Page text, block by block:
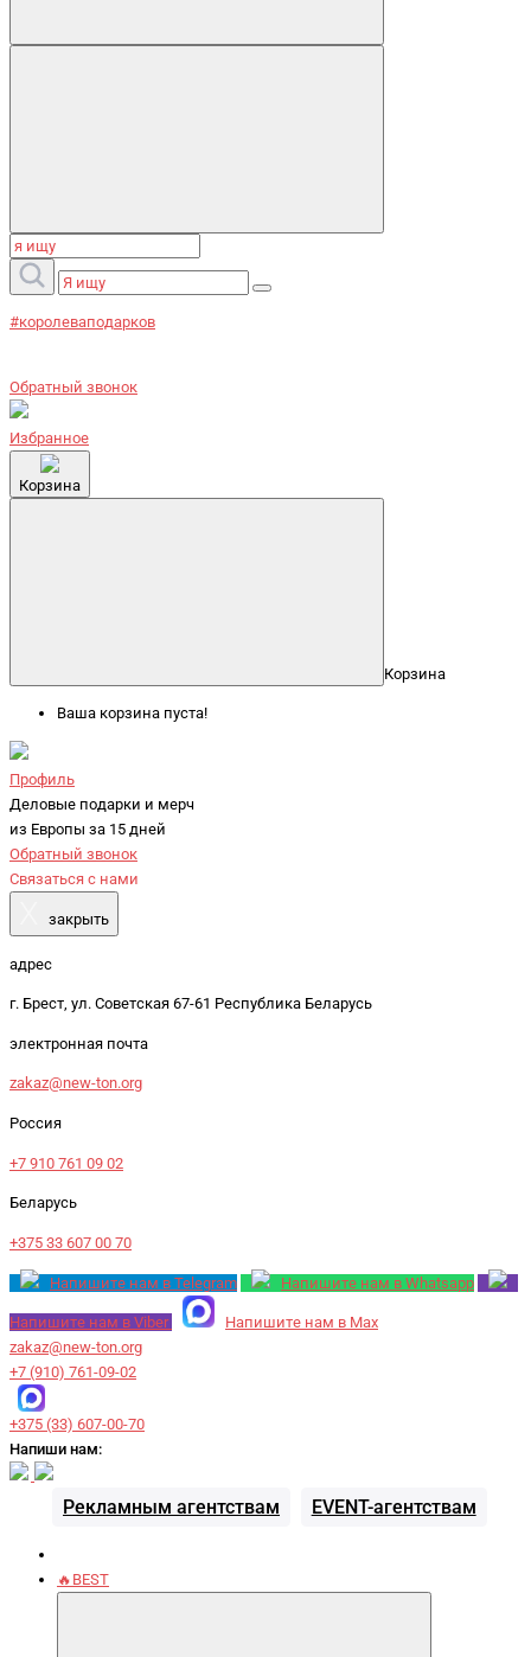
#королеваподарков
Обратный звонок
Избранное
Корзина
Корзина
Ваша корзина пуста!
Профиль
Деловые подарки и мерч
из Европы за 15 дней
Обратный звонок
Связаться с нами
закрыть
адрес
г. Брест, ул. Советская 67-61 Республика Беларусь
электронная почта
zakaz@new-ton.org
Россия
+7 910 761 09 02
Беларусь
+375 33 607 00 70
Напишите нам в Telegram Напишите нам в Whatsapp
Напишите нам в Viber
Напишите нам в Max
zakaz@new-ton.org
+7 (910) 761-09-02
+375 (33) 607-00-70
Напиши нам:
Рекламным агентствам EVENT-агентствам
🔥BEST